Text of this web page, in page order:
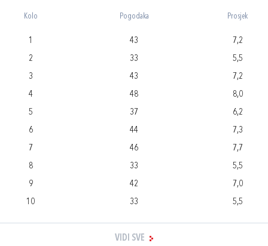
Kolo Pogodaka Prosjek
1 43
7,2
2
33
5,5
3
43
7,2
4
48
8,0
5
37
6,2
6
44
7,3
7
46
7,7
8
33
5,5
9
42
7,0
10
33 5,5
VIDI SVE